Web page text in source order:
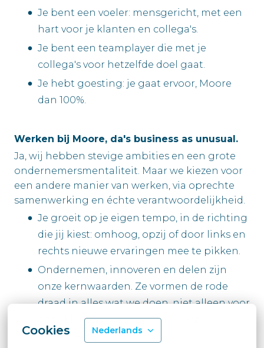
Cookies Nederlands
Je bent een voeler: mensgericht, met een
hart voor je klanten en collega's.
Je bent een teamplayer die met je
collega's voor hetzelfde doel gaat.
Je hebt goesting: je gaat ervoor, Moore
dan 100%.
Werken bij Moore, da's business as unusual.
Ja, wij hebben stevige ambities en een grote
ondernemersmentaliteit. Maar we kiezen voor
een andere manier van werken, via oprechte
samenwerking en échte verantwoordelijkheid.
Je groeit op je eigen tempo, in de richting
die jij kiest: omhoog, opzij of door links en
rechts nieuwe ervaringen mee te pikken.
Ondernemen, innoveren en delen zijn
onze kernwaarden. Ze vormen de rode
draad in alles wat we doen, niet alleen voor
onze klanten, maar ook voor onze
medewerkers.